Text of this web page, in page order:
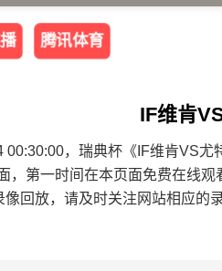
腾讯体育
IF维肯
，瑞典杯《IF维肯VS
，第一时间在本页面免费在线
回放，请及时关注网站相应的